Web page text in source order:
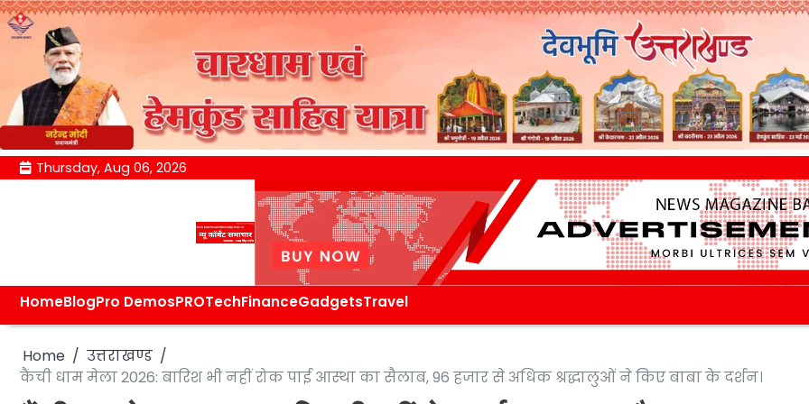
Skip Thursday, Aug 06, 2026
HomeBlogPro DemosPROTechFinanceGadgetsTravel
Home
उत्तराखण्ड
कैंची धाम मेला 2026: बारिश भी नहीं रोक पाई आस्था का सैलाब, 96 हजार से अधिक श्रद्धालुओं ने किए बाबा के दर्शन।